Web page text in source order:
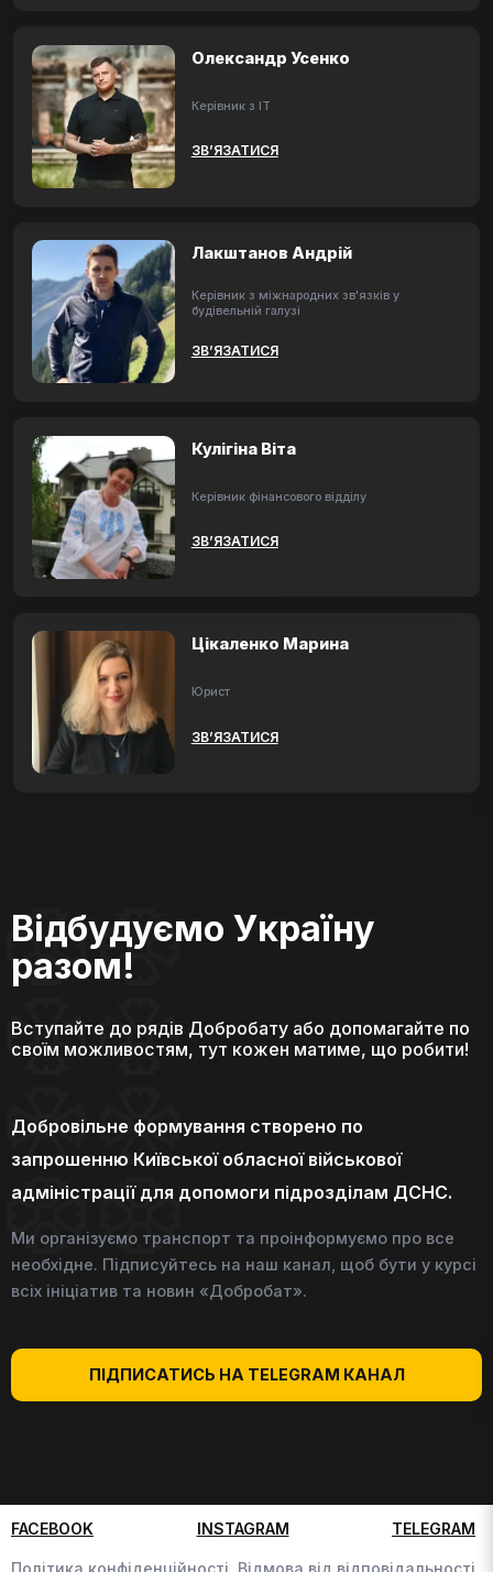
Олександр Усенко
Керівник з ІТ
ЗВ’ЯЗАТИСЯ
Лакштанов Андрій
Керівник з міжнародних зв'язків у
будівельній галузі
ЗВ’ЯЗАТИСЯ
Кулігіна Віта
Керівник фінансового відділу
ЗВ’ЯЗАТИСЯ
Цікаленко Марина
Юрист
ЗВ’ЯЗАТИСЯ
Відбудуємо Україну
разом!
Вступайте до рядів Добробату або допомагайте по
своїм можливостям, тут кожен матиме, що робити!
Добровільне формування створено по
запрошенню Київської обласної військової
адміністрації для допомоги підрозділам ДСНС.
Ми організуємо транспорт та проінформуємо про все
необхідне. Підписуйтесь на наш канал, щоб бути у курсі
всіх ініціатив та новин «Добробат».
ПІДПИСАТИСЬ НА TELEGRAM КАНАЛ
FACEBOOK INSTAGRAM TELEGRAM
Політика конфіденційності, Відмова від відповідальності